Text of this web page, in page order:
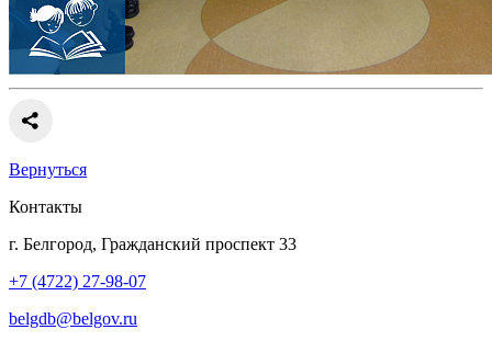
Вернуться
Контакты
г. Белгород, Гражданский проспект 33
+7 (4722) 27-98-07
belgdb@belgov.ru